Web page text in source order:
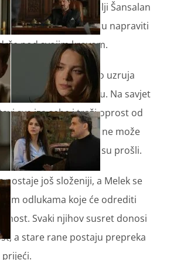
i ostali članovi obitelji Šansalan
jer ništa više ne mogu napraviti
pod svojim krovom.
koja se baca s litice jako uzruja
donosi važnu odluku. Na savjet
sve iza sebe i traži oprost od
i dalje voli, Melek mu ne može
svih izdaja i boli koje su prošli.
postaje još složeniji, a Melek se
odlukama koje će odrediti
Svaki njihov susret donosi
a stare rane postaju prepreka
prijeći.